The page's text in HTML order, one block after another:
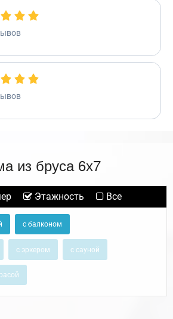
из бруса 6х7
Этажность Все
с балконом
с эркером с сауной